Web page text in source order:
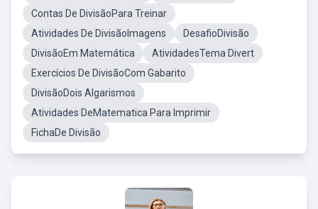
Contas De DivisãoPara Treinar
Atividades De DivisãoImagens
DesafioDivisão
DivisãoEm Matemática
AtividadesTema Divert
Exercícios De DivisãoCom Gabarito
DivisãoDois Algarismos
Atividades DeMatematica Para Imprimir
FichaDe Divisão